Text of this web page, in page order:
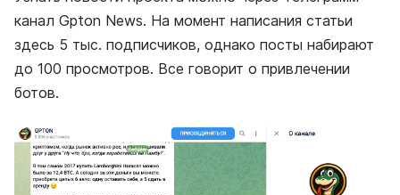
канал Gpton News. На момент написания статьи
здесь 5 тыс. подписчиков, однако посты набирают
до 100 просмотров. Все говорит о привлечении
ботов.